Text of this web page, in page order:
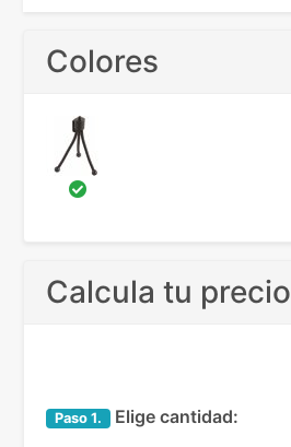
Colores
Calcula tu precio
Paso 1. Elige cantidad: